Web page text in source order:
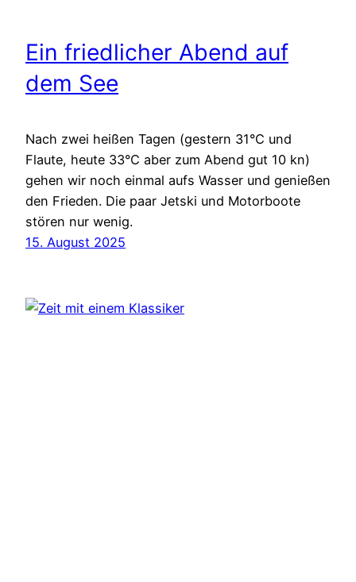
Ein friedlicher Abend auf
dem See
Nach zwei heißen Tagen (gestern 31°C und
Flaute, heute 33°C aber zum Abend gut 10 kn)
gehen wir noch einmal aufs Wasser und genießen
den Frieden. Die paar Jetski und Motorboote
stören nur wenig.
15. August 2025